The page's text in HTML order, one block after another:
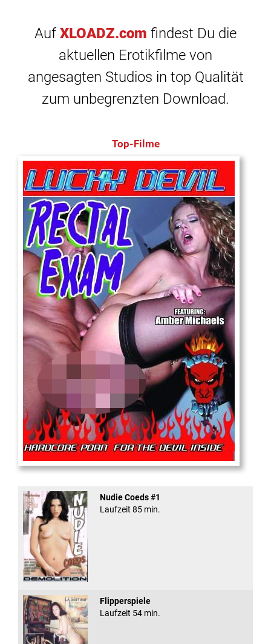
Auf XLOADZ.com findest Du die
aktuellen Erotikfilme von
angesagten Studios in top Qualität
zum unbegrenzten Download.
Top-Filme
Rectal Exam
Nudie Coeds #1
Laufzeit 85 min.
Flipperspiele
Laufzeit 54 min.